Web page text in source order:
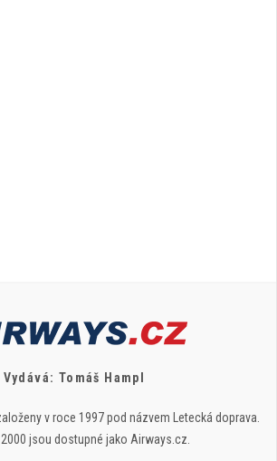
Vydává: Tomáš Hampl
v roce 1997 pod názvem Letecká doprava.
jsou dostupné jako Airways.cz.